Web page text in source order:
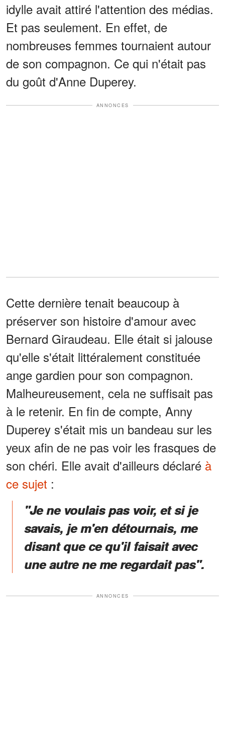
idylle avait attiré l'attention des médias.
Et pas seulement. En effet, de
nombreuses femmes tournaient autour
de son compagnon. Ce qui n'était pas
du goût d'Anne Duperey.
ANNONCES
Cette dernière tenait beaucoup à
préserver son histoire d'amour avec
Bernard Giraudeau. Elle était si jalouse
qu'elle s'était littéralement constituée
ange gardien pour son compagnon.
Malheureusement, cela ne suffisait pas
à le retenir. En fin de compte, Anny
Duperey s'était mis un bandeau sur les
yeux afin de ne pas voir les frasques de
son chéri. Elle avait d'ailleurs déclaré à
ce sujet :
"Je ne voulais pas voir, et si je
savais, je m'en détournais, me
disant que ce qu'il faisait avec
une autre ne me regardait pas".
ANNONCES